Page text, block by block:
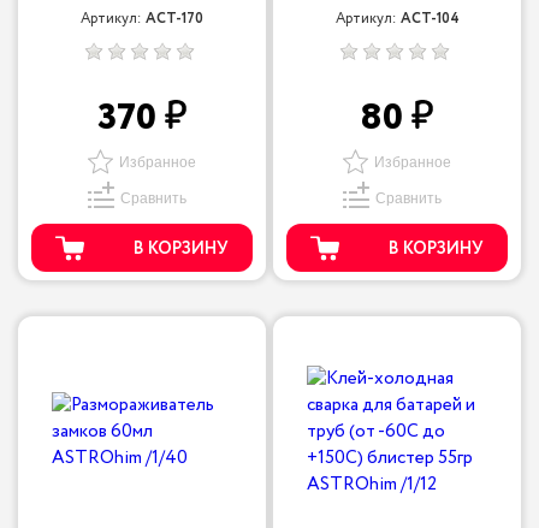
Артикул: ACT-170
370
Избранное
Сравнить
В КОРЗИНУ
Артикул: ACT-104
80
Избранное
Сравнить
В КОРЗИНУ